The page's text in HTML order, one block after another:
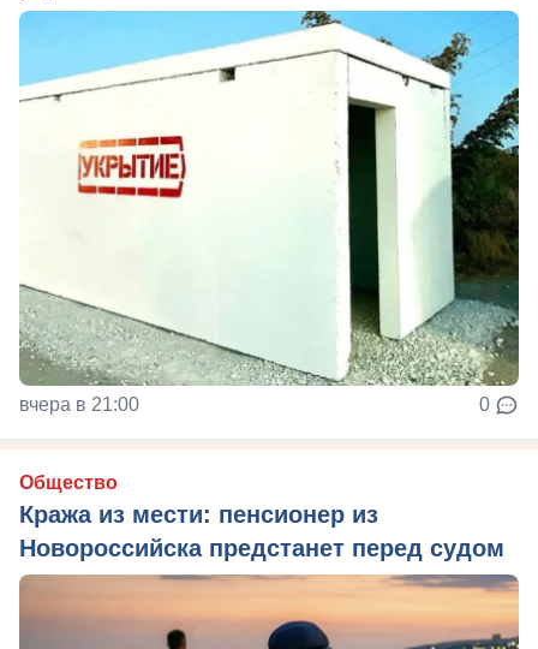
вчера в 21:00 0
Общество
Кража из мести: пенсионер из
Новороссийска предстанет перед судом